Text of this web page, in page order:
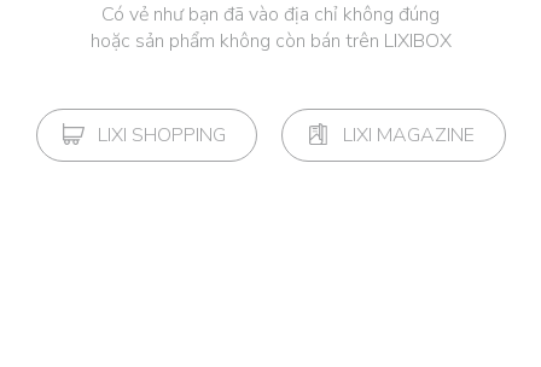
Có vẻ như bạn đã vào địa chỉ không đúng
hoặc sản phẩm không còn bán trên LIXIBOX
LIXI SHOPPING LIXI MAGAZINE